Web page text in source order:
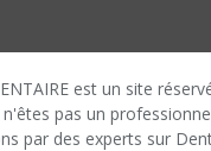
est un site
n'êtes​ pas un
par des experts sur
des différents